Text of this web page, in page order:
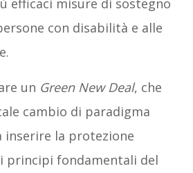
efficaci misure di sostegno
con disabilità e alle
un Green New Deal, che
cambio di paradigma
la protezione
principi fondamentali del